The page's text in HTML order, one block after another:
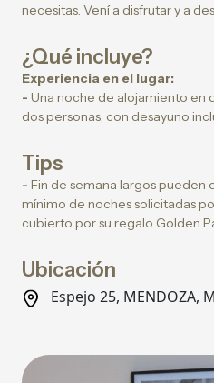
necesitas. Vení a disfrutar y a
¿Qué incluye?
Experiencia en el lugar:
- Una noche de alojamiento en
dos personas, con desayuno
Tips
- Fin de semana largos pueden
mínimo de noches solicitadas
cubierto por su regalo Golden
Ubicación
Espejo 25, MENDOZA,